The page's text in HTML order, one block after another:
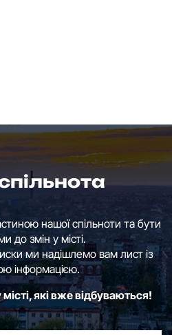
нашої спільноти та бути
до змін у місті.
ми надішлемо вам лист із
інформацією.
які вже відбуваються!